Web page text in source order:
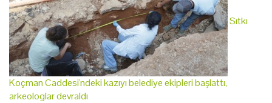
Sıtkı
Koçman Caddesi'ndeki kazıyı belediye ekipleri başlattı,
arkeologlar devraldı